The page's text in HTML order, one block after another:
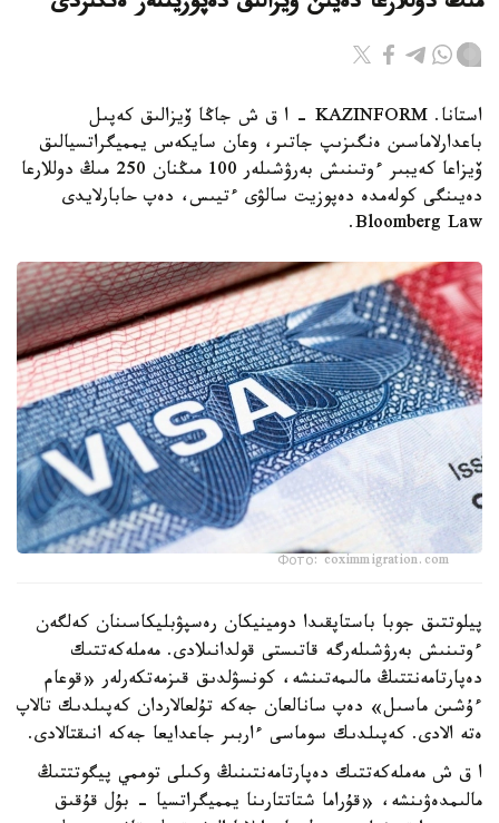
استانا. KAZINFORM – ا ق ش جاڭا ۆيزالىق كەپىل
باعدارلاماسىن ەنگىزىپ جاتىر، وعان سايكەس يمميگراتسيالىق
ۆيزاعا كەيبىر ءوتىنىش بەرۋشىلەر 100 مىڭنان 250 مىڭ دوللارعا
دەيىنگى كولەمدە دەپوزيت سالۋى ءتيىس، دەپ حابارلايدى
Bloomberg Law.
Фото: coximmigration.com
پيلوتتىق جوبا باستاپقىدا دومينيكان رەسپۋبليكاسىنان كەلگەن
ءوتىنىش بەرۋشىلەرگە قاتىستى قولدانىلادى. مەملەكەتتىك
دەپارتامەنتتىڭ مالىمەتىنشە، كونسۋلدىق قىزمەتكەرلەر «قوعام
ءۇشىن ماسىل» دەپ سانالعان جەكە تۇلعالاردان كەپىلدىك تالاپ
ەتە الادى. كەپىلدىك سوماسى ءاربىر جاعدايعا جەكە انىقتالادى.
ا ق ش مەملەكەتتىك دەپارتامەنتىنىڭ وكىلى توممي پيگوتتتىڭ
مالىمدەۋىنشە، «قۇراما شتاتتارىنا يمميگراتسيا - بۇل قۇقىق